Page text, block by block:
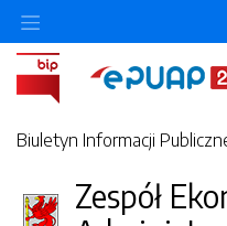
Biuletyn Informacji
Zespół